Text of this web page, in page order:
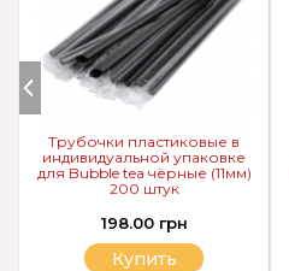
Трубочки пластиковые в
индивидуальной упаковке
для Bubble tea чёрные (11мм)
200 штук
198.00 грн
Купить